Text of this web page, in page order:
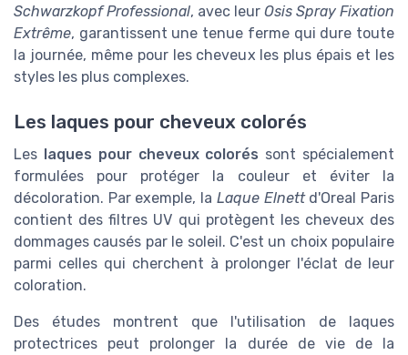
Schwarzkopf Professional, avec leur Osis Spray Fixation
Extrême, garantissent une tenue ferme qui dure toute
la journée, même pour les cheveux les plus épais et les
styles les plus complexes.
Les laques pour cheveux colorés
Les laques pour cheveux colorés sont spécialement
formulées pour protéger la couleur et éviter la
décoloration. Par exemple, la Laque Elnettd'Oreal Paris
contient des filtres UV qui protègent les cheveux des
dommages causés par le soleil. C'est un choix populaire
parmi celles qui cherchent à prolonger l'éclat de leur
coloration.
Des études montrent que l'utilisation de laques
protectrices peut prolonger la durée de vie de la